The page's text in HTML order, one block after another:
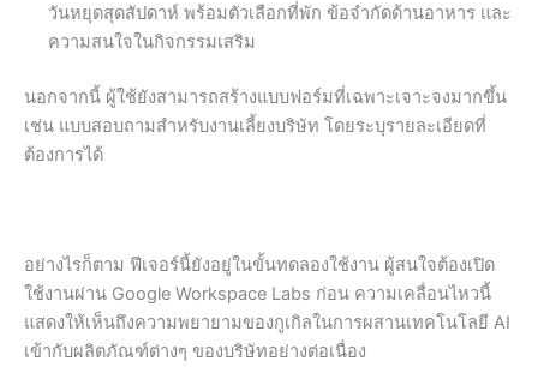
วันหยุดสุดสัปดาห์ พร้อมตัวเลือกที่พัก ข้อจำกัดด้านอาหาร และ
ความสนใจในกิจกรรมเสริม
นอกจากนี้ ผู้ใช้ยังสามารถสร้างแบบฟอร์มที่เฉพาะเจาะจงมากขึ้น
เช่น แบบสอบถามสำหรับงานเลี้ยงบริษัท โดยระบุรายละเอียดที่
ต้องการได้
อย่างไรก็ตาม ฟีเจอร์นี้ยังอยู่ในขั้นทดลองใช้งาน ผู้สนใจต้องเปิด
ใช้งานผ่าน Google Workspace Labs ก่อน ความเคลื่อนไหวนี้
แสดงให้เห็นถึงความพยายามของกูเกิลในการผสานเทคโนโลยี AI
เข้ากับผลิตภัณฑ์ต่างๆ ของบริษัทอย่างต่อเนื่อง